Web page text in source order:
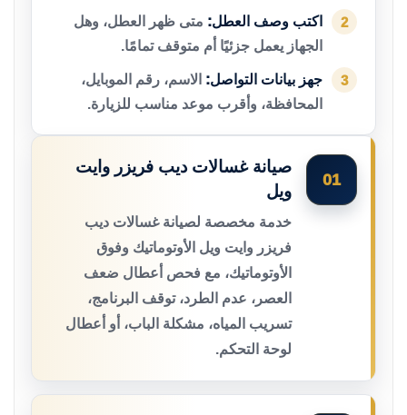
2 اكتب وصف العطل: متى ظهر العطل، وهل
الجهاز يعمل جزئيًا أم متوقف تمامًا.
3 جهز بيانات التواصل: الاسم، رقم الموبايل،
المحافظة، وأقرب موعد مناسب للزيارة.
01
صيانة غسالات ديب فريزر وايت
ويل
خدمة مخصصة لصيانة غسالات ديب
فريزر وايت ويل الأوتوماتيك وفوق
الأوتوماتيك، مع فحص أعطال ضعف
العصر، عدم الطرد، توقف البرنامج،
تسريب المياه، مشكلة الباب، أو أعطال
لوحة التحكم.